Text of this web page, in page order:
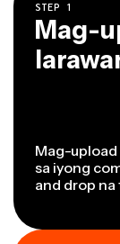
STEP 1
Mag-
Mag-upload
sa iyong
and drop na